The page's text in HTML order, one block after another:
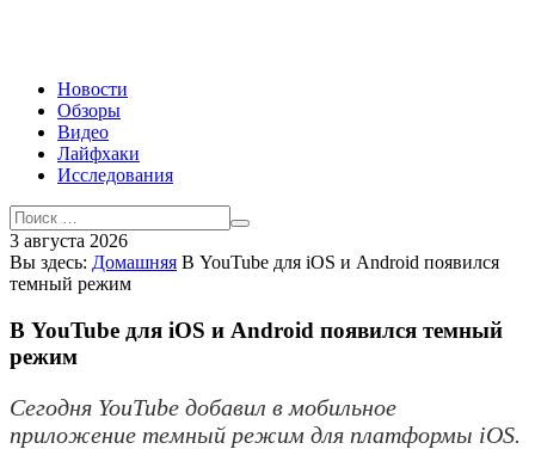
Новости
Обзоры
Видео
Лайфхаки
Исследования
3 августа 2026
Вы здесь: Домашняя В YouTube для iOS и Android появился
темный режим
В YouTube для iOS и Android появился темный
режим
Сегодня YouTube добавил в мобильное
приложение темный режим для платформы iOS.